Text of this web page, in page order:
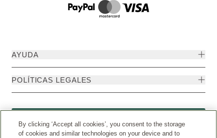
AYUDA
POLÍTICAS LEGALES
By clicking ‘Accept all cookies’, you consent to the storage
of cookies and similar technologies on your device and to